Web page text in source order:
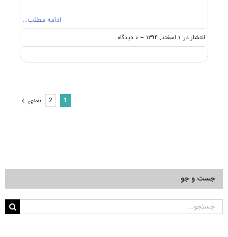
ادامه مطلب…
انتشار در: ۱ اسفند, ۱۳۹۴ -- ۰ دیدگاه
on
دانلود
آزمون
1
2 بعدی
جست و جو
جستجو